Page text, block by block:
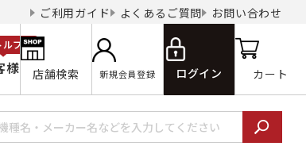
ご利用ガイド よくあるご質問 お問い合わせ
様
ルプロ
店舗検索 新規会員登録 ログイン カート